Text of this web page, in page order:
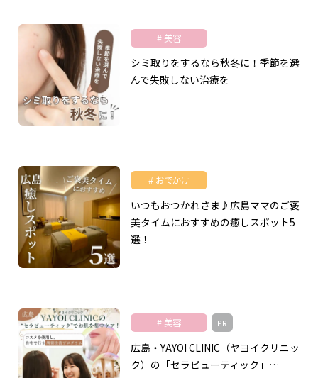
美容
シミ取りをするなら秋冬に！季節を選
んで失敗しない治療を
おでかけ
いつもおつかれさま♪広島ママのご褒
美タイムにおすすめの癒しスポット5
選！
美容 PR
広島・YAYOI CLINIC（ヤヨイクリニッ
ク）の「セラピューティック」…